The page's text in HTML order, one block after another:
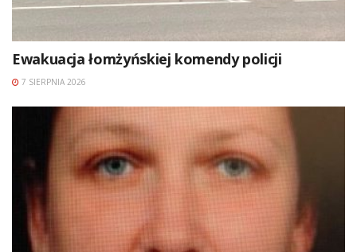
Ewakuacja łomżyńskiej komendy policji
7 SIERPNIA 2026